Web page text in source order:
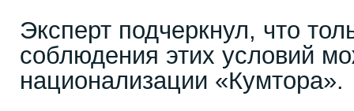
Эксперт подчеркнул, что
соблюдения этих условий
национализации «Кумтора».